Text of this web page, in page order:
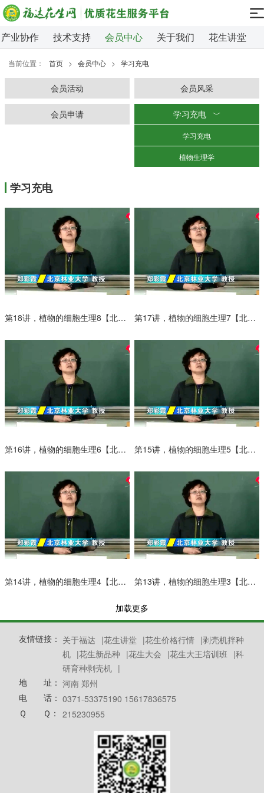
产业协作 技术支持 会员中心 关于我们 花生讲堂
当前位置： 首页 > 会员中心 > 学习充电
会员活动 会员风采
会员申请 学习充电﹀
学习充电
植物生理学
学习充电
第18讲，植物的细胞生理8【北京林业大学主讲植物生理学】 第17讲，植物的细胞生理7【北京林业大学主讲植物生理学】
第16讲，植物的细胞生理6【北京林业大学主讲植物生理学】 第15讲，植物的细胞生理5【北京林业大学主讲植物生理学】
第14讲，植物的细胞生理4【北京林业大学主讲植物生理学】 第13讲，植物的细胞生理3【北京林业大学主讲植物生理学】
加载更多
友情链接： 关于福达 |花生讲堂 |花生价格行情 |剥壳机拌种
机 |花生新品种 |花生大会 |花生大王培训班 |科
研育种剥壳机 |
地 址： 河南 郑州
电 话： 0371-53375190 15617836575
Ｑ Ｑ： 215230955